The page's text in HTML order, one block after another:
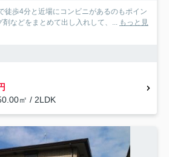
徒歩4分と近場にコンビニがあるのもポイン
剤などをまとめて出し入れして、... もっと見
㎡ / 2LDK